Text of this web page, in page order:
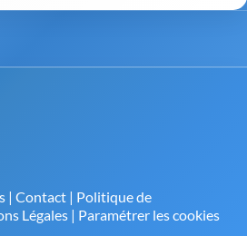
| Contact | Politique de
Légales | Paramétrer les cookies